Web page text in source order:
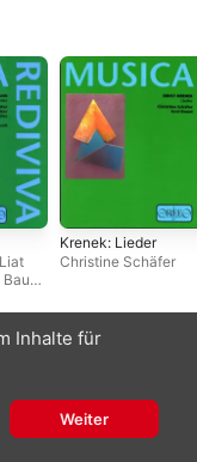
Liat
Bauni
Krenek: Lieder
Christine Schäfer
Inhalte für
Weiter